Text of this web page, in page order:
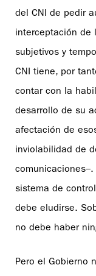
del CNI de pedir
interceptación de
subjetivos y
CNI tiene, por
contar con la
desarrollo de su
afectación de
inviolabilidad de
sistema de
debe eludirse.
no debe haber
Pero el Gobierno